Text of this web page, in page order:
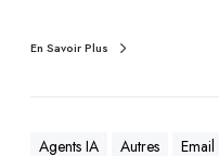
En Savoir Plus
Agents IA Autres